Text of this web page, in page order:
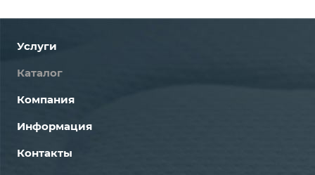
Услуги
Каталог
Компания
Информация
Контакты